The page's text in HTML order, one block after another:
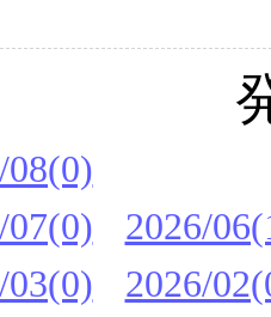
08(0)
07(0)
2026/
03(0)
2026/